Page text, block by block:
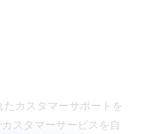
カスタマーサポートを
スタマーサービスを自